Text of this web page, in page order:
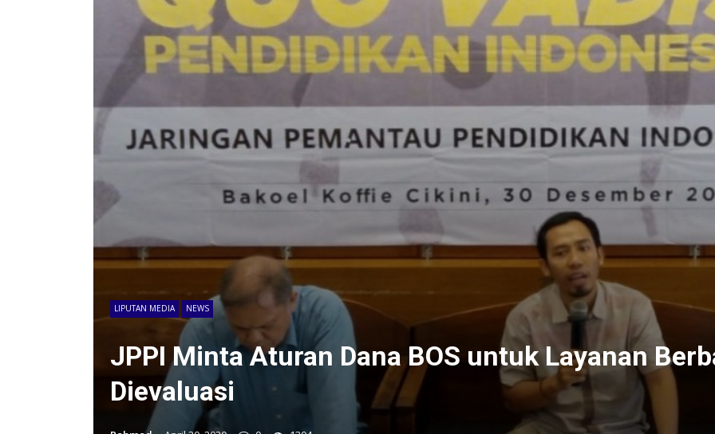
LIPUTAN MEDIA NEWS
JPPI Minta Aturan Dana BOS untuk Layanan
Dievaluasi